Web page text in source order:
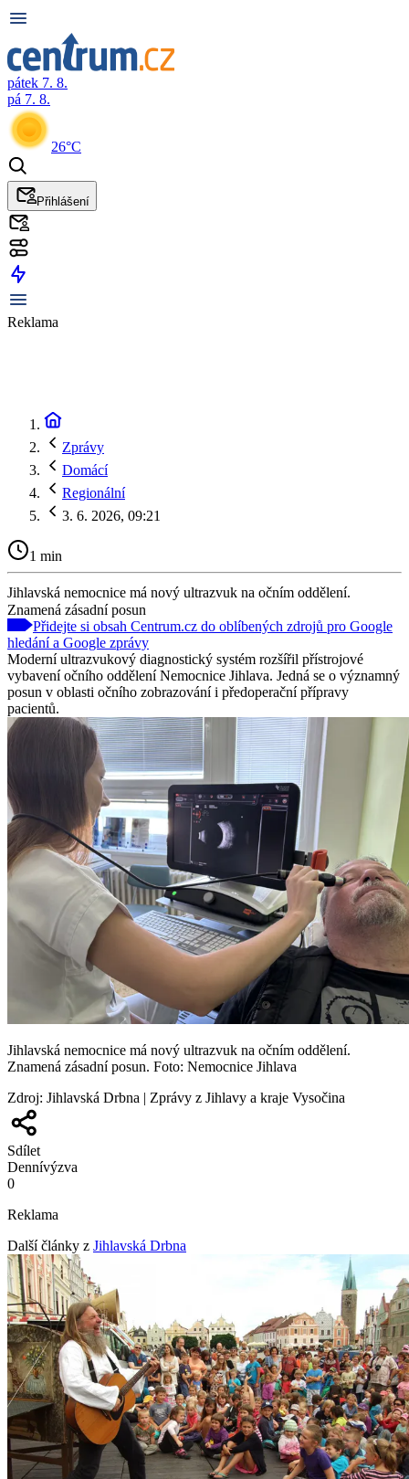
pátek 7. 8.
pá 7. 8.
26°C
Přihlášení
Reklama
Zprávy
Domácí
Regionální
3. 6. 2026, 09:21
1 min
Jihlavská nemocnice má nový ultrazvuk na očním oddělení.
Znamená zásadní posun
Přidejte si obsah Centrum.cz do oblíbených zdrojů pro Google
hledání a Google zprávy
Moderní ultrazvukový diagnostický systém rozšířil přístrojové
vybavení očního oddělení Nemocnice Jihlava. Jedná se o významný
posun v oblasti očního zobrazování i předoperační přípravy
pacientů.
Jihlavská nemocnice má nový ultrazvuk na očním oddělení.
Znamená zásadní posun. Foto: Nemocnice Jihlava
Zdroj: Jihlavská Drbna | Zprávy z Jihlavy a kraje Vysočina
Sdílet
Dennívýzva
0
Reklama
Další články z Jihlavská Drbna